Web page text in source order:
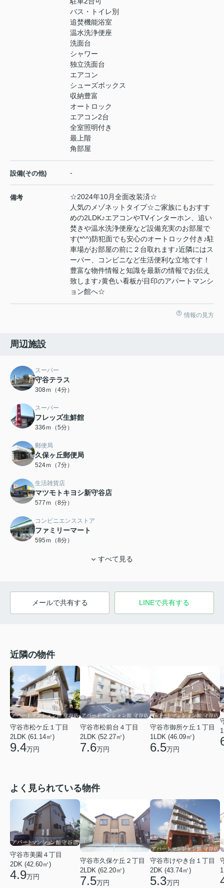
バス・トイレ別
追焚機能浴室
温水洗浄便座
洗面台
シャワー
独立洗面台
エアコン
シューズボックス
収納豊富
オートロック
エアコン2台
全室照明付き
最上階
角部屋
設備(その他) -
備考
☆2024年10月全面改装済☆
人気のメゾネットタイプ☆ご家族にもおすす
めの2LDK♪エアコンやTVインターホン、追い
焚きや温水洗浄便座など設備充実のお部屋で
す(*^^)防犯面でも安心のオートロック付き♪駐
車場がお部屋の前に２台取れます♪近隣にはス
ーパー、コンビニなど生活便利な立地です！
豊富な物件情報と知識を最新の情報でお伝え
致します♪黄色い看板が目印のアパートマンシ
ョン館へ☆
情報の見方
周辺施設
スーパー
守谷テラス
308ｍ（4分）
スーパー
フレッズ生鮮館
336ｍ（5分）
郵便局
久保ヶ丘郵便局
524ｍ（7分）
生活雑貨店
マツモトキヨシ新守谷店
577ｍ（8分）
コンビニエンスストア
ファミリーマート
595ｍ（8分）
すべて見る
メールで共有する LINEで共有する
近隣の物件
守谷市松ケ丘１丁目
2LDK (61.14㎡)
9.4万円
守谷市松前台４丁目
2LDK (52.27㎡)
7.6万円
守谷市御所ケ丘１丁目
1LDK (46.09㎡)
6.5万円
よく見られている物件
守谷市美園４丁目
2DK (42.60㎡)
4.9万円
守谷市久保ケ丘２丁目
2LDK (62.20㎡)
7.5万円
守谷市けやき台１丁目
2DK (43.74㎡)
5.3万円